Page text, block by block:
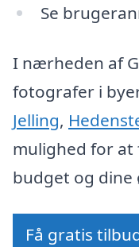
Se
I nærheden af
fotografer i
Jelling,
mulighed for at
budget og dine
Få gratis